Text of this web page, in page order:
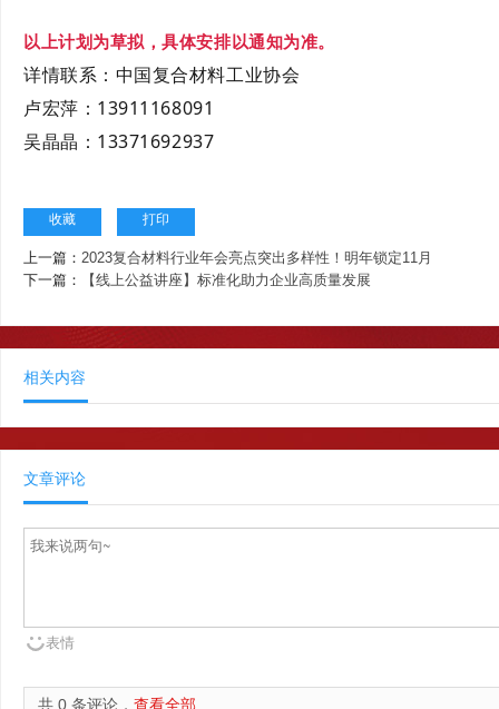
以上计划为草拟，具体安排以通知为准。
详情联系：中国复合材料工业协会
卢宏萍：13911168091
吴晶晶：13371692937
收藏 打印
上一篇： 2023复合材料行业年会亮点突出多样性！明年锁定11月
下一篇：
【线上公益讲座】标准化助力企业高质量发展
相关内容
文章评论
表情
共 0 条评论， 查看全部